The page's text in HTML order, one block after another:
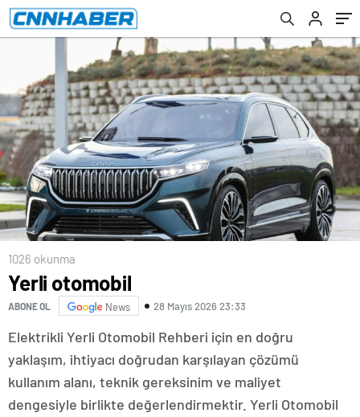
1026 okunma
Yerli otomobil
ABONE OL News 28 Mayıs 2026 23:33
Elektrikli Yerli Otomobil Rehberi için en doğru
yaklaşım, ihtiyacı doğrudan karşılayan çözümü
kullanım alanı, teknik gereksinim ve maliyet
dengesiyle birlikte değerlendirmektir. Yerli Otomobil